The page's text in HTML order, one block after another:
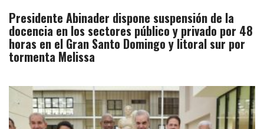
Presidente Abinader dispone suspensión de la
docencia en los sectores público y privado por 48
horas en el Gran Santo Domingo y litoral sur por
tormenta Melissa